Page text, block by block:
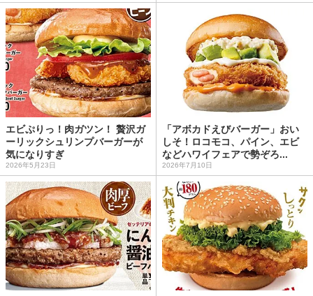
エビぷりっ！肉ガツン！ 贅沢ガ
ーリックシュリンプバーガーが
気になりすぎ
2026年5月23日
「アボカドえびバーガー」おい
しそ！ロコモコ、パイン、エビ
などハワイフェアで勢ぞろ...
2026年7月10日